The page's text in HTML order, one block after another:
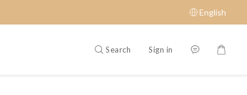
English
Search Sign in